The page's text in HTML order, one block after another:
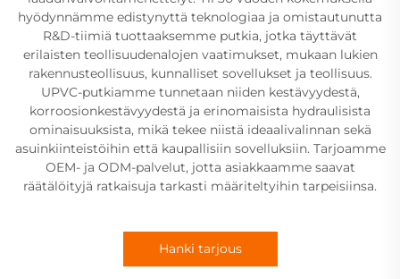
hyödynnämme edistynyttä teknologiaa ja omistautunutta
R&D-tiimiä tuottaaksemme putkia, jotka täyttävät
erilaisten teollisuudenalojen vaatimukset, mukaan lukien
rakennusteollisuus, kunnalliset sovellukset ja teollisuus.
UPVC-putkiamme tunnetaan niiden kestävyydestä,
korroosionkestävyydestä ja erinomaisista hydraulisista
ominaisuuksista, mikä tekee niistä ideaalivalinnan sekä
asuinkiinteistöihin että kaupallisiin sovelluksiin. Tarjoamme
OEM- ja ODM-palvelut, jotta asiakkaamme saavat
räätälöityjä ratkaisuja tarkasti määriteltyihin tarpeisiinsa.
Hanki tarjous